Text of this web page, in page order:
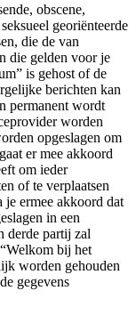
obscene,
georiënteerde
die de van
die gelden voor je
is gehost of de
berichten kan
permanent wordt
worden
opgeslagen om
er mee akkoord
om ieder
of te verplaatsen
ermee akkoord dat
in een
derde partij zal
bij het
worden gehouden
gegevens